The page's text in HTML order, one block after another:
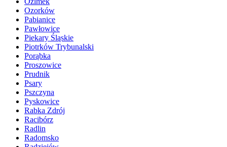
Ozorków
Pabianice
Pawłowice
Piekary Śląskie
Piotrków Trybunalski
Porąbka
Proszowice
Prudnik
Psary
Pszczyna
Pyskowice
Rabka Zdrój
Racibórz
Radlin
Radomsko